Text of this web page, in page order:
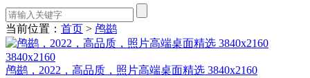
当前位置： 首页 > 鸬鹚
3840x2160
鸬鹚，2022，高品质，照片高端桌面精选 3840x2160